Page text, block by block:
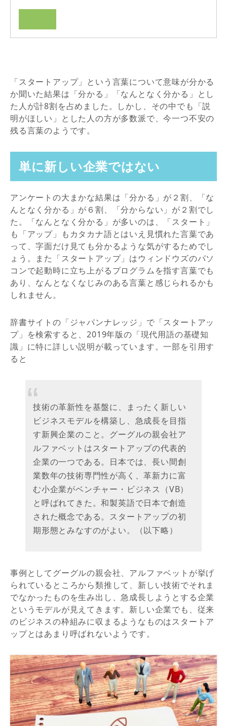
「スタートアップ」という言葉について意味が分かる
か聞いた結果は「分かる」「なんとなく分かる」とし
た人が計8割を占めました。しかし、その中でも「説
明がほしい」とした人の方が多数派で、今一つ不安の
残る言葉のようです。
単に新しい企業ではない
アンケートの大まかな結果は「分かる」が２割、「な
んとなく分かる」が６割、「分からない」が２割でし
た。「なんとなく分かる」が多いのは、「スタート」
も「アップ」もカタカナ語とはいえ見慣れた言葉であ
って、字面だけ見ても分かるような気がするためでし
ょう。また「スタートアップ」はウィンドウズのパソ
コンで起動時に立ち上がるプログラムを指す言葉でも
あり、なんとなくなじみのある言葉と感じられるかも
しれません。
辞書サイトの「ジャパンナレッジ」で「スタートアッ
プ」を検索すると、2019年版の「現代用語の基礎知
識」に特に詳しい説明が載っています。一部を引用す
ると
技術の革新性を基盤に、まったく新しい
ビジネスモデルを構築し、急成長を目指
す新興企業のこと。グーグルの親会社ア
ルファベットはスタートアップの代表的
企業の一つである。日本では、長い間創
業数年の技術専門性が高く、革新力に富
む小企業がベンチャー・ビジネス（VB）
と呼ばれてきた。和製英語で日本で創造
された概念である。スタートアップの初
期形態とみなすのがよい。（以下略）
事例としてグーグルの親会社、アルファベットが挙げ
られているところから類推して、新しい技術でそれま
でなかったものを生み出し、急成長しようとする企業
というモデルが見えてきます。新しい企業でも、従来
のビジネスの枠組みに収まるようなものはスタートア
ップとはあまり呼ばれないようです。